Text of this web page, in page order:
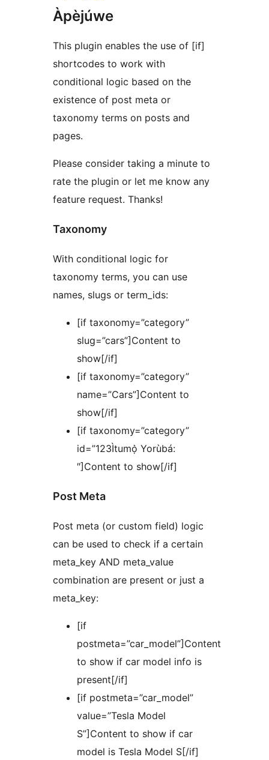
Àpèjúwe
This plugin enables the use of [if]
shortcodes to work with
conditional logic based on the
existence of post meta or
taxonomy terms on posts and
pages.
Please consider taking a minute to
rate the plugin or let me know any
feature request. Thanks!
Taxonomy
With conditional logic for
taxonomy terms, you can use
names, slugs or term_ids:
[if taxonomy=”category”
slug=”cars”]Content to
show[/if]
[if taxonomy=”category”
name=”Cars”]Content to
show[/if]
[if taxonomy=”category”
id=”123Ìtumọ̀ Yorùbá:
″]Content to show[/if]
Post Meta
Post meta (or custom field) logic
can be used to check if a certain
meta_key AND meta_value
combination are present or just a
meta_key:
[if
postmeta=”car_model”]Content
to show if car model info is
present[/if]
[if postmeta=”car_model”
value=”Tesla Model
S”]Content to show if car
model is Tesla Model S[/if]